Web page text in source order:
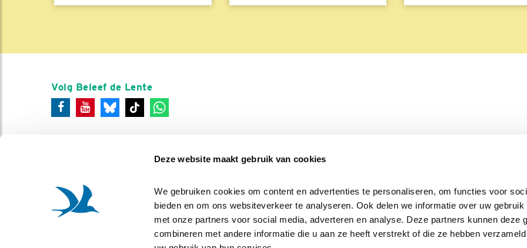
Deze website maakt gebruik van cookies
We gebruiken cookies om content en advertenties te personaliseren, om functies voor
bieden en om ons websiteverkeer te analyseren. Ook delen we informatie over uw
met onze partners voor social media, adverteren en analyse. Deze partners kunnen deze
combineren met andere informatie die u aan ze heeft verstrekt of die ze hebben
Volg Beleef de Lente